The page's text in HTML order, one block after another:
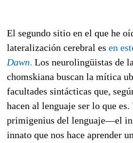
El segundo sitio en el que he
lateralización cerebral es en
Dawn. Los neurolingüistas de
chomskiana buscan la mítica
facultades sintácticas que,
hacen al lenguaje ser lo que
primigenius del lenguaje—el
innato que nos hace aprender